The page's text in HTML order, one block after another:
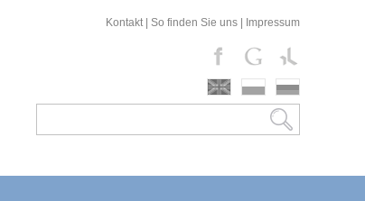
Kontakt| So finden Sie uns Impressum